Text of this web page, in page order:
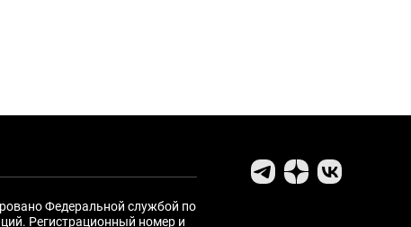
Федеральной службой по
Регистрационный номер и